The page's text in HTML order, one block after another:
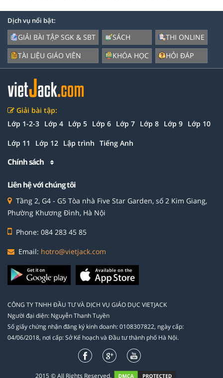
Dịch vụ nổi bật:
GIẢI BÀI TẬP SGK & SBT
TÀI LIỆU GIÁO VIÊN
SÁCH
KHÓA HỌC
THI ONLINE
HỎI ĐÁP
Giải bài tập:
Lớp 1-2-3 Lớp 4 Lớp 5 Lớp 6 Lớp 7 Lớp 8 Lớp 9 Lớp 10
Lớp 11 Lớp 12 Lập trình Tiếng Anh
Chính sách
Liên hệ với chúng tôi
Tầng 2, G4 - G5 Tòa nhà Five Star Garden, số 2 Kim Giang,
Phường Khương Đình, Hà Nội
Phone: 084 283 45 85
Email: hotro@vietjack.com
CÔNG TY TNHH ĐẦU TƯ VÀ DỊCH VỤ GIÁO DỤC VIETJACK
Người đại diện: Nguyễn Thanh Tuyền
Số giấy chứng nhận đăng ký kinh doanh: 0108307822, ngày cấp:
04/06/2018, nơi cấp: Sở Kế hoạch và Đầu tư thành phố Hà Nội.
2015 © All Rights Reserved.